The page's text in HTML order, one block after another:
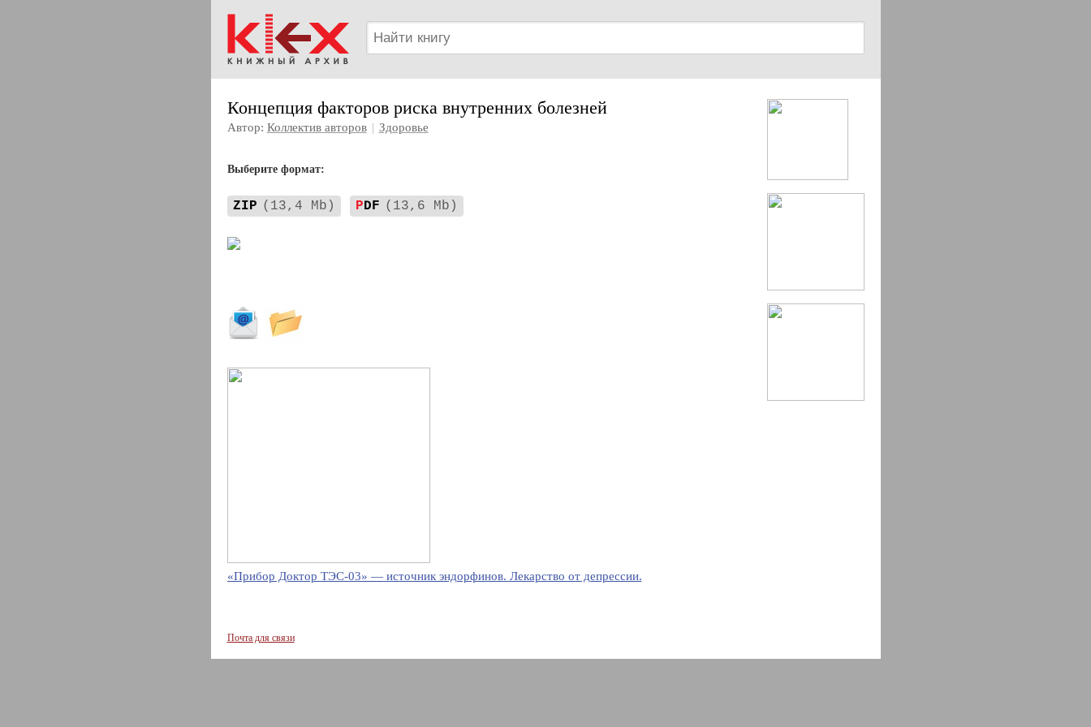
Концепция факторов риска внутренних болезней
Автор: Коллектив авторов | Здоровье
Выберите формат:
ZIP (13,4 Mb) PDF (13,6 Mb)
«Прибор Доктор ТЭС-03» — источник эндорфинов. Лекарство от депрессии.
Почта для связи